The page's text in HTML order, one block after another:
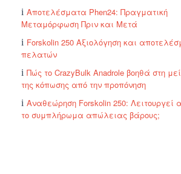
Αποτελέσματα Phen24: Πραγματική
Μεταμόρφωση Πριν και Μετά
Forskolin 250 Αξιολόγηση και
πελατών
Πώς το CrazyBulk Anadrole βοηθά στη
της κόπωσης από την προπόνηση
Αναθεώρηση Forskolin 250: Λειτουργεί
το συμπλήρωμα απώλειας βάρους;